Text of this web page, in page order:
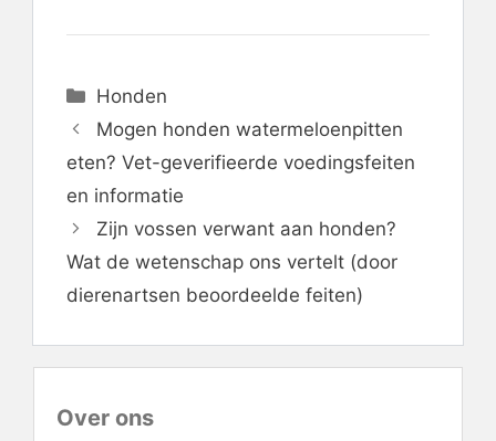
Categorieën
Honden
Mogen honden watermeloenpitten
eten? Vet-geverifieerde voedingsfeiten
en informatie
Zijn vossen verwant aan honden?
Wat de wetenschap ons vertelt (door
dierenartsen beoordeelde feiten)
Over ons